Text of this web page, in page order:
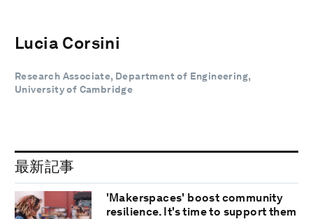
Lucia Corsini
Research Associate, Department of Engineering,
University of Cambridge
最新記事
'Makerspaces' boost community
resilience. It's time to support them